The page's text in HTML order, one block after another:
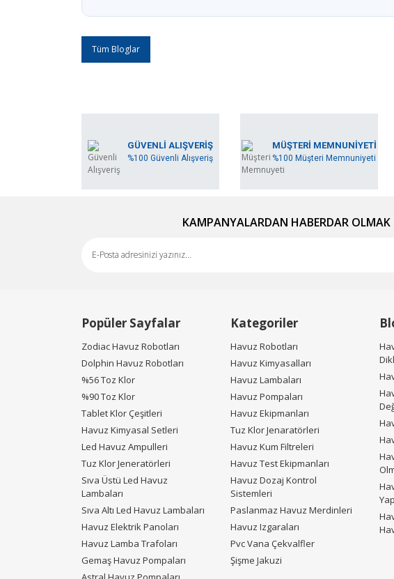
Tüm Bloglar
GÜVENLİ ALIŞVERİŞ
%100 Güvenli Alışveriş
MÜŞTERİ MEMNUNİYETİ
%100 Müşteri Memnuniyeti
KAMPANYALARDAN HABERDAR
Popüler Sayfalar
Zodiac Havuz Robotları
Dolphin Havuz Robotları
%56 Toz Klor
%90 Toz Klor
Tablet Klor Çeşitleri
Havuz Kimyasal Setleri
Led Havuz Ampulleri
Tuz Klor Jeneratörleri
Sıva Üstü Led Havuz
Lambaları
Sıva Altı Led Havuz Lambaları
Havuz Elektrik Panoları
Havuz Lamba Trafoları
Gemaş Havuz Pompaları
Kategoriler
Havuz Robotları
Havuz Kimyasalları
Havuz Lambaları
Havuz Pompaları
Havuz Ekipmanları
Tuz Klor Jenaratörleri
Havuz Kum Filtreleri
Havuz Test Ekipmanları
Havuz Dozaj Kontrol
Sistemleri
Paslanmaz Havuz Merdinleri
Havuz Izgaraları
Pvc Vana Çekvalfler
Şişme Jakuzi